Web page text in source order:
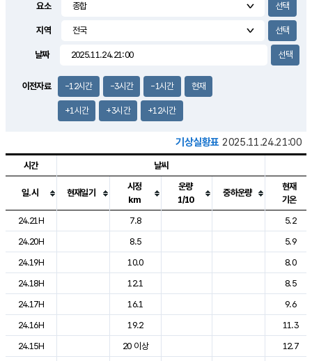
2.7m/s
요소
지역
날짜
이전자료 -12시간 -3시간 -1시간 현재
+1시간 +3시간 +12시간
기상실황표 2025.11.24.21:00
도시별 기상실황표로 지점, 날씨, 기온, 강수, 바람, 기압등을 안내한 표입
시간 날씨
일.시 현재일기
시정
km
운량
1/10
중하운량
현재
기온
24.21H
7.8
5.2
24.20H
8.5
5.9
24.19H
10.0
8.0
24.18H
12.1
8.5
24.17H
16.1
9.6
24.16H
19.2
11.3
24.15H
20 이상
12.7